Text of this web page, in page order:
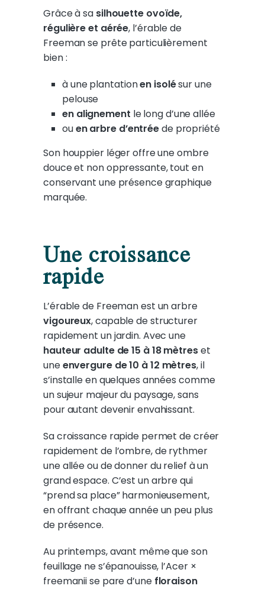
Grâce à sa silhouette ovoïde,
régulière et aérée, l’érable de
Freeman se prête particulièrement
bien :
à une plantationen isolésur une
pelouse
en alignement le long d’une allée
ouen arbre d’entréede propriété
Son houppier léger offre une ombre
douce et non oppressante, tout en
conservant une présence graphique
marquée.
Une croissance
rapide
L’érable de Freeman est un arbre
vigoureux, capable de structurer
rapidement un jardin. Avec une
hauteur adulte de 15 à 18 mètreset
uneenvergure de 10 à 12 mètres, il
s’installe en quelques années comme
un sujeur majeur du paysage, sans
pour autant devenir envahissant.
Sa croissance rapide permet de créer
rapidement de l’ombre, de rythmer
une allée ou de donner du relief à un
grand espace. C’est un arbre qui
“prend sa place” harmonieusement,
en offrant chaque année un peu plus
de présence.
Au printemps, avant même que son
feuillage ne s’épanouisse, l’Acer ×
freemanii se pare d’une floraison